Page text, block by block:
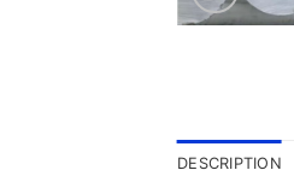
DESCRIPTION